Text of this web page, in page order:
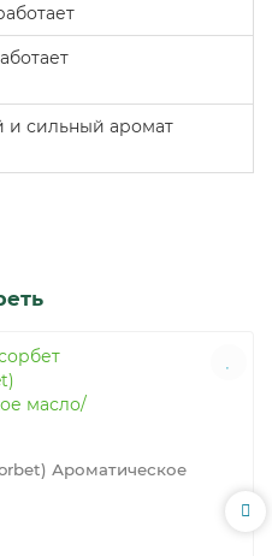
и сильный аромат
Ароматическое